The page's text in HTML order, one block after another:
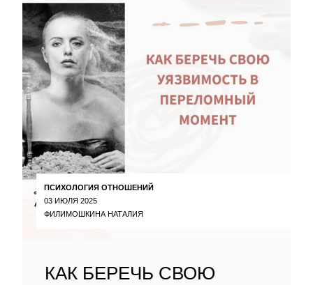
ПСИХОЛОГИЯ ОТНОШЕНИЙ
03 ИЮЛЯ 2025
ФИЛИМОШКИНА НАТАЛИЯ
КАК БЕРЕЧЬ СВОЮ